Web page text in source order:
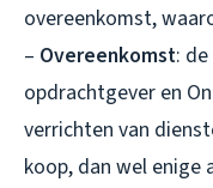
overeenkomst,
– Overeenkomst:
opdrachtgever en
verrichten van
koop, dan wel enige